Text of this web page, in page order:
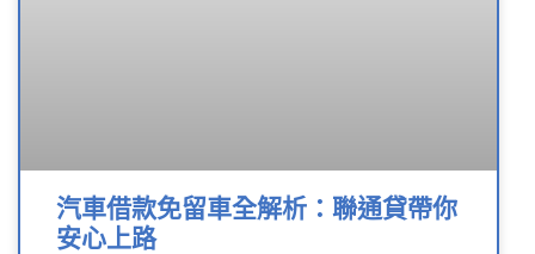
汽車借款免留車全解析：聯通貸帶你
安心上路